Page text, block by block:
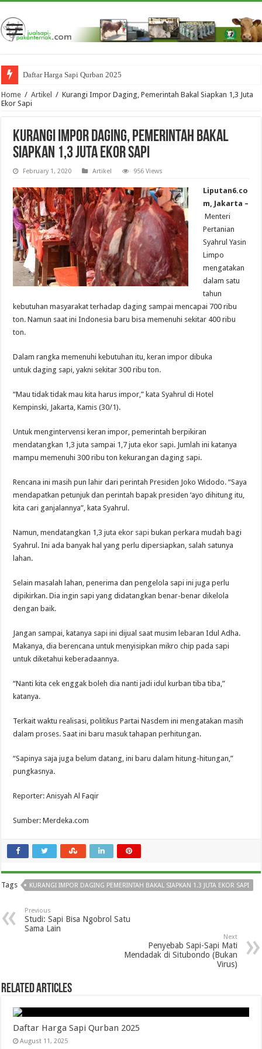
Daftar Harga Sapi Qurban 2025
Home / Artikel / Kurangi Impor Daging, Pemerintah Bakal Siapkan 1,3 Juta
Ekor Sapi
Kurangi Impor Daging, Pemerintah Bakal
Siapkan 1,3 Juta Ekor Sapi
February 1, 2020 Artikel 956 Views
Liputan6.co
m, Jakarta –
Menteri
Pertanian
Syahrul Yasin
Limpo
mengatakan
dalam satu
tahun
kebutuhan masyarakat terhadap daging sampai mencapai 700 ribu
ton. Namun saat ini Indonesia baru bisa memenuhi sekitar 400 ribu
ton.
Dalam rangka memenuhi kebutuhan itu, keran impor dibuka
untuk daging sapi, yakni sekitar 300 ribu ton.
“Mau tidak tidak mau kita harus impor,” kata Syahrul di Hotel
Kempinski, Jakarta, Kamis (30/1).
Untuk mengintervensi keran impor, pemerintah berpikiran
mendatangkan 1,3 juta sampai 1,7 juta ekor sapi. Jumlah ini katanya
mampu memenuhi 300 ribu ton kekurangan daging sapi.
Rencana ini masih pun lahir dari perintah Presiden Joko Widodo. “Saya
mendapatkan petunjuk dan perintah bapak presiden ‘ayo dihitung itu,
kita cari ganjalannya”, kata Syahrul.
Namun, mendatangkan 1,3 juta ekor sapi bukan perkara mudah bagi
Syahrul. Ini ada banyak hal yang perlu dipersiapkan, salah satunya
lahan.
Selain masalah lahan, penerima dan pengelola sapi ini juga perlu
dipikirkan. Dia ingin sapi yang didatangkan benar-benar dikelola
dengan baik.
Jangan sampai, katanya sapi ini dijual saat musim lebaran Idul Adha.
Makanya, dia berencana untuk menyisipkan mikro chip pada sapi
untuk diketahui keberadaannya.
“Nanti kita cek enggak boleh dia nanti jadi idul kurban tiba tiba,”
katanya.
Terkait waktu realisasi, politikus Partai Nasdem ini mengatakan masih
dalam proses. Saat ini baru masuk tahapan perhitungan.
“Sapinya saja juga belum datang, ini baru dalam hitung-hitungan,”
pungkasnya.
Reporter: Anisyah Al Faqir
Sumber: Merdeka.com
Tags KURANGI IMPOR DAGING PEMERINTAH BAKAL SIAPKAN 1.3 JUTA EKOR SAPI
Previous
Studi: Sapi Bisa Ngobrol Satu
Sama Lain
Next
Penyebab Sapi-Sapi Mati
Mendadak di Situbondo (Bukan
Virus)
Related Articles
Daftar Harga Sapi Qurban 2025
August 11, 2025